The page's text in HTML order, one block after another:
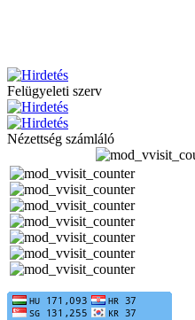
Felügyeleti szerv
Nézettség számláló